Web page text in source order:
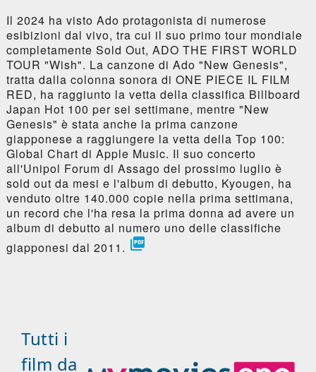
Il 2024 ha visto Ado protagonista di numerose
esibizioni dal vivo, tra cui il suo primo tour mondiale
completamente Sold Out, ADO THE FIRST WORLD
TOUR "Wish". La canzone di Ado "New Genesis",
tratta dalla colonna sonora di ONE PIECE IL FILM
RED, ha raggiunto la vetta della classifica Billboard
Japan Hot 100 per sei settimane, mentre "New
Genesis" è stata anche la prima canzone
giapponese a raggiungere la vetta della Top 100:
Global Chart di Apple Music. Il suo concerto
all'Unipol Forum di Assago del prossimo luglio è
sold out da mesi e l'album di debutto, Kyougen, ha
venduto oltre 140.000 copie nella prima settimana,
un record che l'ha resa la prima donna ad avere un
album di debutto al numero uno delle classifiche
giapponesi dal 2011. 
Tutti i
film da